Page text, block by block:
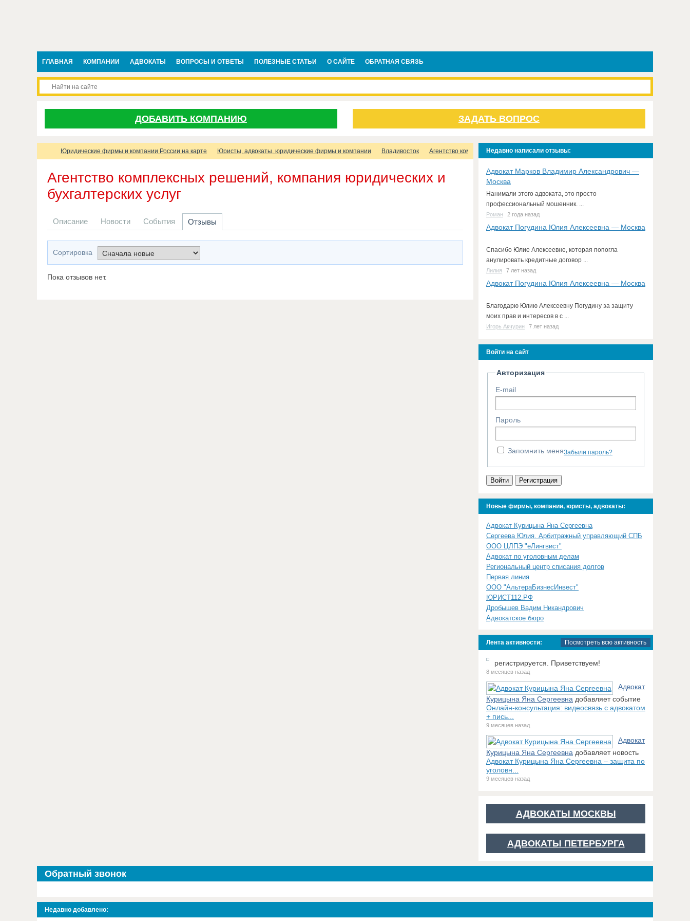
ГЛАВНАЯ КОМПАНИИ АДВОКАТЫ ВОПРОСЫ И ОТВЕТЫ ПОЛЕЗНЫЕ СТАТЬИ О САЙТЕ ОБРАТНАЯ СВЯЗЬ
ДОБАВИТЬ КОМПАНИЮ ЗАДАТЬ ВОПРОС
Юридические фирмы и компании России на карте Юристы, адвокаты, юридические фирмы и компании Владивосток Агентство комплексных решений, компания юридических и бухгалтерских услуг
Агентство комплексных решений, компания юридических и
бухгалтерских услуг
Описание Новости События Отзывы
Сортировка
Пока отзывов нет.
Недавно написали отзывы:
Адвокат Марков Владимир Александрович —
Москва
Нанимали этого адвоката, это просто
профессиональный мошенник. ...
Роман 2 года назад
Адвокат Погудина Юлия Алексеевна — Москва
Спасибо Юлие Алексеевне, которая попогла
анулировать кредитные договор ...
Лилия 7 лет назад
Адвокат Погудина Юлия Алексеевна — Москва
Благодарю Юлию Алексеевну Погудину за защиту
моих прав и интересов в с ...
Игорь Акчурин 7 лет назад
Войти на сайт
Авторизация
E-mail
Пароль
Запомнить меняЗабыли пароль?
Войти Регистрация
Новые фирмы, компании, юристы, адвокаты:
Адвокат Курицына Яна Сергеевна
Сергеева Юлия. Арбитражный управляющий СПБ
ООО ЦЛПЭ "еЛингвист"
Адвокат по уголовным делам
Региональный центр списания долгов
Первая линия
ООО "АльтераБизнесИнвест"
ЮРИСТ112.РФ
Дробышев Вадим Никандрович
Адвокатское бюро
Лента активности: Посмотреть всю активность
регистрируется. Приветствуем!
8 месяцев назад
Адвокат
Курицына Яна Сергеевна добавляет событие
Онлайн-консультация: видеосвязь с адвокатом
+ пись...
9 месяцев назад
Адвокат
Курицына Яна Сергеевна добавляет новость
Адвокат Курицына Яна Сергеевна – защита по
уголовн...
9 месяцев назад
АДВОКАТЫ МОСКВЫ
АДВОКАТЫ ПЕТЕРБУРГА
Обратный звонок
Недавно добавлено: